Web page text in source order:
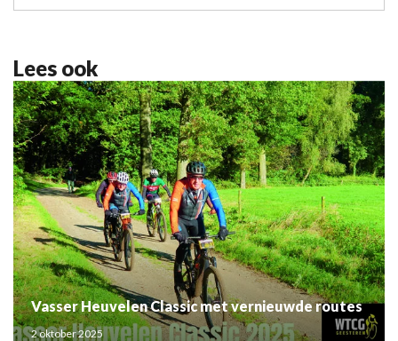
Lees ook
Vasser Heuvelen Classic met vernieuwde routes
2 oktober 2025